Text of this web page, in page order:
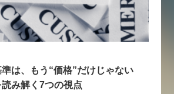
は、もう“価格”だけじゃない
み解く7つの視点